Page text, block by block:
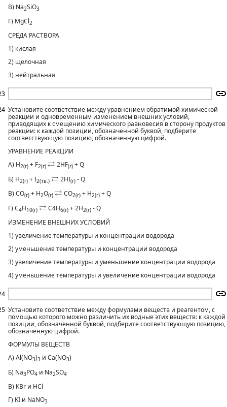
В) Na2SiO3
Г) MgCl2
СРЕДА РАСТВОРА
1) кислая
2) щелочная
3) нейтральная
Установите соответствие между уравнением обратимой химической
реакции и одновременным изменением внешних условий,
приводящих к смещению химического равновесия в сторону продуктов
реакции: к каждой позиции, обозначенной буквой, подберите
соответствующую позицию, обозначенную цифрой.
УРАВНЕНИЕ РЕАКЦИИ
А) H2(г) + F2(г) ⇄
⇄ 2HF(г) + Q
Б) H2(г) + I2(тв.) ⇄
⇄ 2HI(г) - Q
В) CO(г) + H2O(г) ⇄
⇄ CO2(г) + H2(г) + Q
Г) C4H10(г) ⇄
⇄ C4H6(г) + 2H2(г) - Q
ИЗМЕНЕНИЕ ВНЕШНИХ УСЛОВИЙ
1) увеличение температуры и концентрации водорода
2) уменьшение температуры и концентрации водорода
3) увеличение температуры и уменьшение концентрации водорода
4) уменьшение температуры и увеличение концентрации водорода
Установите соответствие между формулами веществ и реагентом, с
помощью которого можно различить их водные этих веществ: к каждой
позиции, обозначенной буквой, подберите соответствующую позицию,
обозначенную цифрой.
ФОРМУЛЫ ВЕЩЕСТВ
А) Al(NO3)3 и Ca(NO3)
Б) Na3PO4 и Na2SO4
В) КВr и НСl
Г) KI и NaNO3